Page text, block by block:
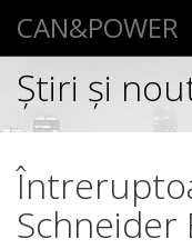
CAN&POWER
Știri şi
Schneider